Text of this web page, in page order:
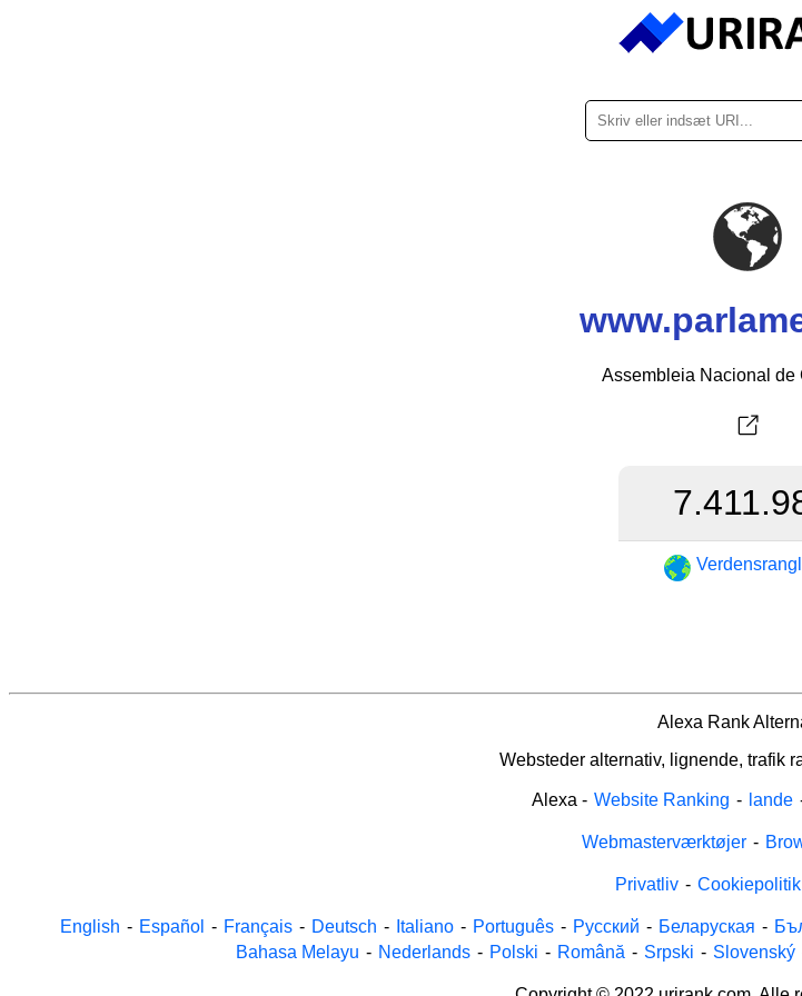
Assembleia Nacional de
Alexa Rank
Websteder alternativ, lignende, trafik
Alexa - Website Ranking - lande
Webmasterværktøjer -
Privatliv - Cookiepolitik
English - Español - Français - Deutsch - Italiano - Português - Русский - Беларуская -
Bahasa Melayu - Nederlands - Polski - Română - Srpski - Slovenský